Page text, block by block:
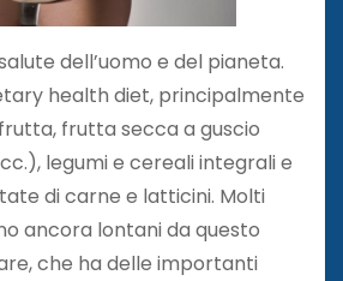
dell’uomo e del pianeta.
health diet, principalmente
frutta secca a guscio
legumi e cereali integrali e
di carne e latticini. Molti
ancora lontani da questo
che ha delle importanti